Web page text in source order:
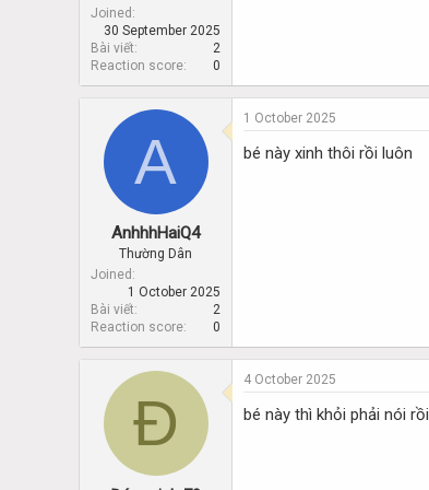
Joined
30 September 2025
Bài viết
2
Reaction score
0
A
AnhhhHaiQ4
Thường Dân
Joined
1 October 2025
Bài viết
2
Reaction score
0
1 October 2025
bé này xinh thôi rồi luôn
Đ
4 October 2025
bé này thì khỏi phải nói rồi